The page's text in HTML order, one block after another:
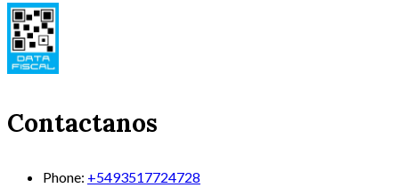
Contactanos
Phone: +5493517724728